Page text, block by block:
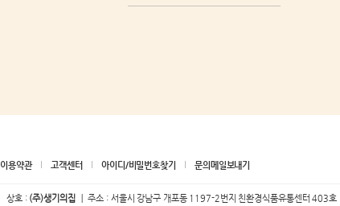
이용약관 고객센터 아이디/비밀번호찾기 문의메일보내기
상호 : (주)생기의집｜ 주소 : 서울시 강남구 개포동 1197-2번지 친환경식품유통센터 403호